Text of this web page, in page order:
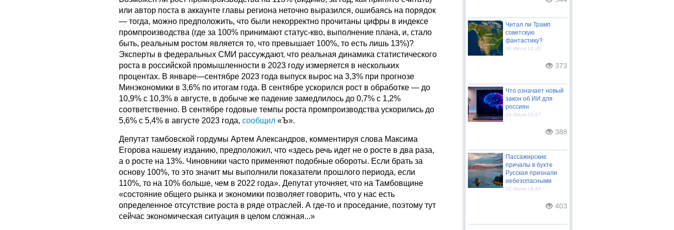
или автор поста в аккаунте главы региона неточно выразился, ошибаясь на порядок
— тогда, можно предположить, что были некорректно прочитаны цифры в индексе
промпроизводства (где за 100% принимают статус-кво, выполнение плана, и, стало
быть, реальным ростом является то, что превышает 100%, то есть лишь 13%)?
Эксперты в федеральных СМИ рассуждают, что реальная динамика статистического
роста в российской промышленности в 2023 году измеряется в нескольких
процентах. В январе—сентябре 2023 года выпуск вырос на 3,3% при прогнозе
Минэкономики в 3,6% по итогам года. В сентябре ускорился рост в обработке — до
10,9% с 10,3% в августе, в добыче же падение замедлилось до 0,7% с 1,2%
соответственно. В сентябре годовые темпы роста промпроизводства ускорились до
5,6% с 5,4% в августе 2023 года,сообщил «Ъ».
Депутат тамбовской гордумы Артем Александров, комментируя слова Максима
Егорова нашему изданию, предположил, что «здесь речь идет не о росте в два раза,
а о росте на 13%. Чиновники часто применяют подобные обороты. Если брать за
основу 100%, то это значит мы выполнили показатели прошлого периода, если
110%, то на 10% больше, чем в 2022 года». Депутат уточняет, что на Тамбовщине
«состояние общего рынка и экономики позволяет говорить, что у нас есть
определенное отсутствие роста в ряде отраслей. А где-то и проседание, поэтому тут
сейчас экономическая ситуация в целом сложная...»
Читал ли Трамп
советскую
фантастику?
30 Июля 12:20
373
Что означает новый
закон об ИИ для
россиян
29 Июля 15:27
388
Пассажирские
причалы в бухте
Русская признали
небезопасными
28 Июля 18:43
403